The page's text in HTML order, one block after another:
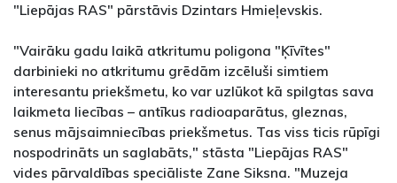
"Liepājas RAS" pārstāvis Dzintars Hmieļevskis.
"Vairāku gadu laikā atkritumu poligona "Ķīvītes"
darbinieki no atkritumu grēdām izcēluši simtiem
interesantu priekšmetu, ko var uzlūkot kā spilgtas sava
laikmeta liecības – antīkus radioaparātus, gleznas,
senus mājsaimniecības priekšmetus. Tas viss ticis rūpīgi
nospodrināts un saglabāts," stāsta "Liepājas RAS"
vides pārvaldības speciāliste Zane Siksna. "Muzeja